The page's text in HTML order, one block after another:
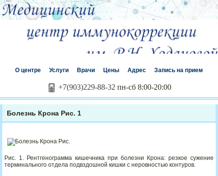
О центре Услуги Врачи Цены Адрес Запись на прием
+7(903)229-88-32 пн-сб 8:00-20:00
Болезнь Крона Рис. 1
Рис. 1. Рентгенограмма кишечника при болезни Крона: резкое сужение
терминального отдела подвздошной кишки с неровностью контуров.